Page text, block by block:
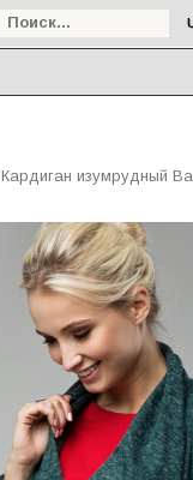
Кардиган изумрудный